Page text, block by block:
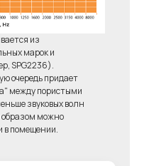
из
марок и
SPG2236).
очередь придает
между пористыми
звуковых волн
образом можно
в помещении.